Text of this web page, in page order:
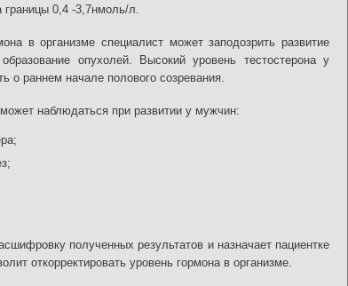
границы 0,4 -3,7нмоль/л.
в организме специалист может заподозрить развитие
опухолей. Высокий уровень тестостерона у
о раннем начале полового созревания.
наблюдаться при развитии у мужчин:
полученных результатов и назначает пациентке
откорректировать уровень гормона в организме.